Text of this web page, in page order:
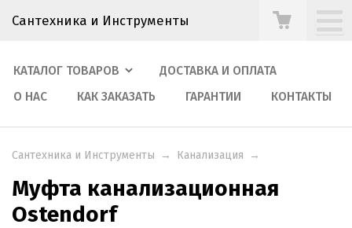
Сантехника и Инструменты
КАТАЛОГ ТОВАРОВ
ДОСТАВКА И ОПЛАТА
О НАС
КАК ЗАКАЗАТЬ ГАРАНТИИ КОНТАКТЫ
Сантехника и Инструменты → Канализация →
Муфта канализационная
Ostendorf